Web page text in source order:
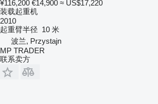
¥116,200 €14,900 ≈ US$17,220
装载起重机
2010
起重臂半径 10 米
波兰, Przystajn
MP TRADER
联系卖方